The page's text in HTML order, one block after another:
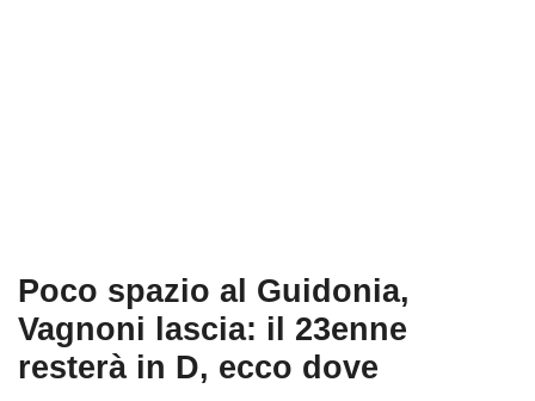
Poco spazio al Guidonia,
Vagnoni lascia: il 23enne
resterà in D, ecco dove